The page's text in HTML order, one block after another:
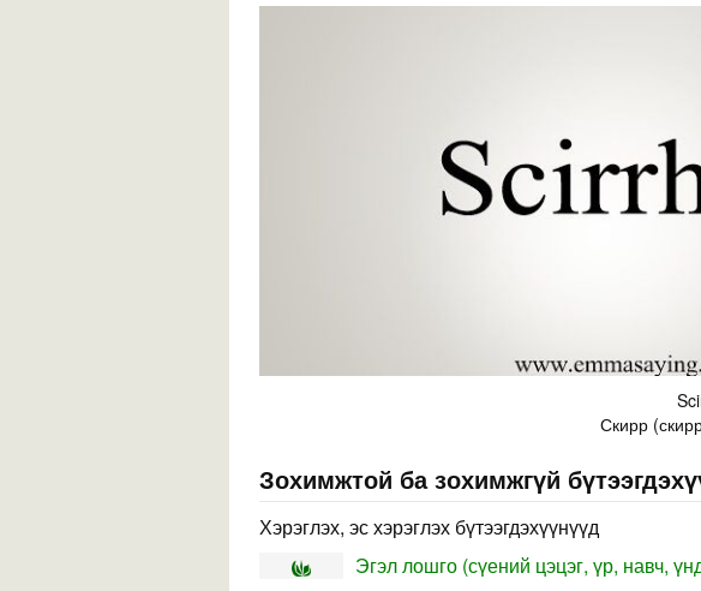
Скирр
Зохимжтой ба зохимжгүй
Хэрэглэх, эс хэрэглэх бүтээгдэхүүнүүд
Эгэл лошго (сүений цэцэг, үр, навч,